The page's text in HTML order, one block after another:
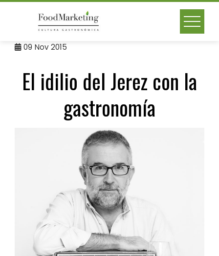
Skip
09 Nov 2015
El idilio del Jerez con la
gastronomía